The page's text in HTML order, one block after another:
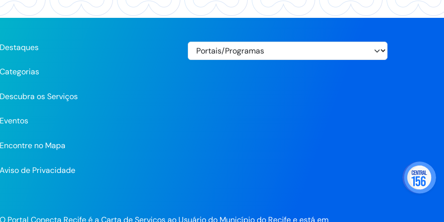
Destaques
Categorias
Descubra os Serviços
Eventos
Encontre no Mapa
Aviso de Privacidade